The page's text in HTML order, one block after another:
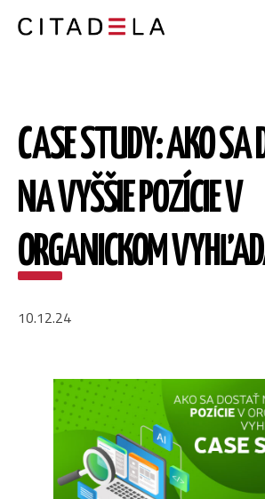
CASE STUDY: AKO SA
NA VYŠŠIE POZÍCIE V
ORGANICKOM
10.12.24